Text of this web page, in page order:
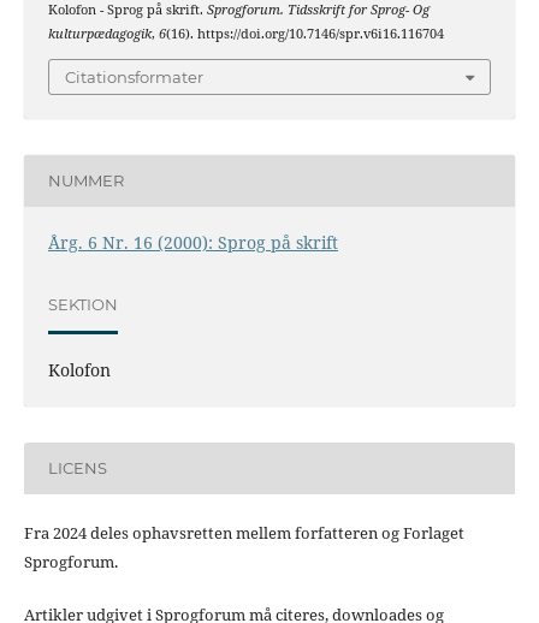
Kolofon - Sprog på skrift. Sprogforum. Tidsskrift for Sprog- Og
kulturpædagogik, 6(16). https://doi.org/10.7146/spr.v6i16.116704
Citationsformater
NUMMER
Årg. 6 Nr. 16 (2000): Sprog på skrift
SEKTION
Kolofon
LICENS
Fra 2024 deles ophavsretten mellem forfatteren og Forlaget
Sprogforum.
Artikler udgivet i Sprogforum må citeres, downloades og